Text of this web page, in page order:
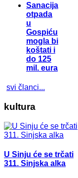
Sanacija
otpada
u
Gospiću
mogla bi
koštati i
do 125
mil. eura
svi članci...
kultura
U Sinju će se trčati
311. Sinjska alka